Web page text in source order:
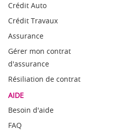
Crédit Auto
Crédit Travaux
Assurance
Gérer mon contrat
d'assurance
Résiliation de contrat
AIDE
Besoin d'aide
FAQ